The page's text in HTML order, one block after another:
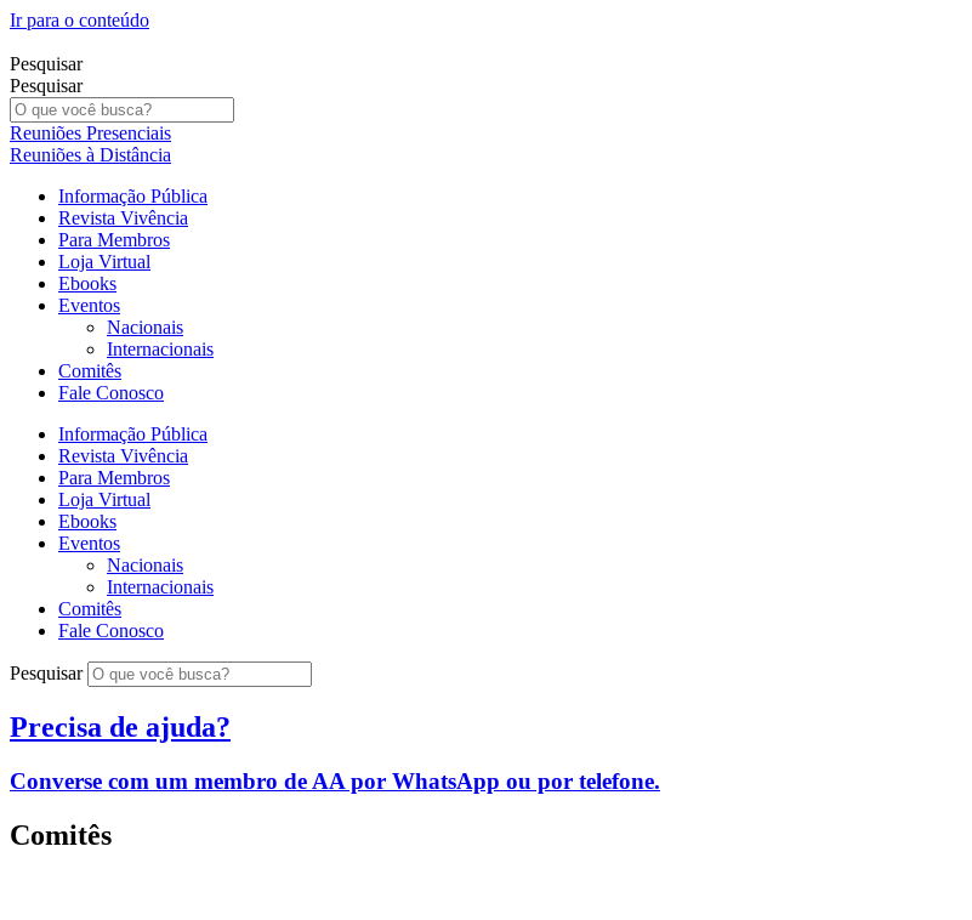
Ir para o conteúdo
Pesquisar
Pesquisar
Reuniões Presenciais
Reuniões à Distância
Informação Pública
Revista Vivência
Para Membros
Loja Virtual
Ebooks
Eventos
Nacionais
Internacionais
Comitês
Fale Conosco
Informação Pública
Revista Vivência
Para Membros
Loja Virtual
Ebooks
Eventos
Nacionais
Internacionais
Comitês
Fale Conosco
Pesquisar
Precisa de ajuda?
Converse com um membro de AA por WhatsApp ou por telefone.
Comitês